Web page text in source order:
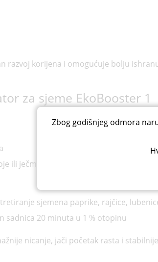
razvoj korijena i omogućuje bolju
za sjeme EkoBooster 1
ili ječma
sjemena paprike, rajčice,
sadnica 20 minuta u 1 % otopinu
nicanje, jači početak rasta i
Zbog godišnjeg odmora